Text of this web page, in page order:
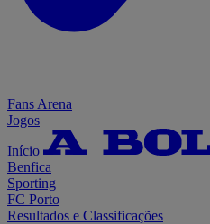
Fans Arena
Jogos
Início
Benfica
Sporting
FC Porto
Resultados e Classificações